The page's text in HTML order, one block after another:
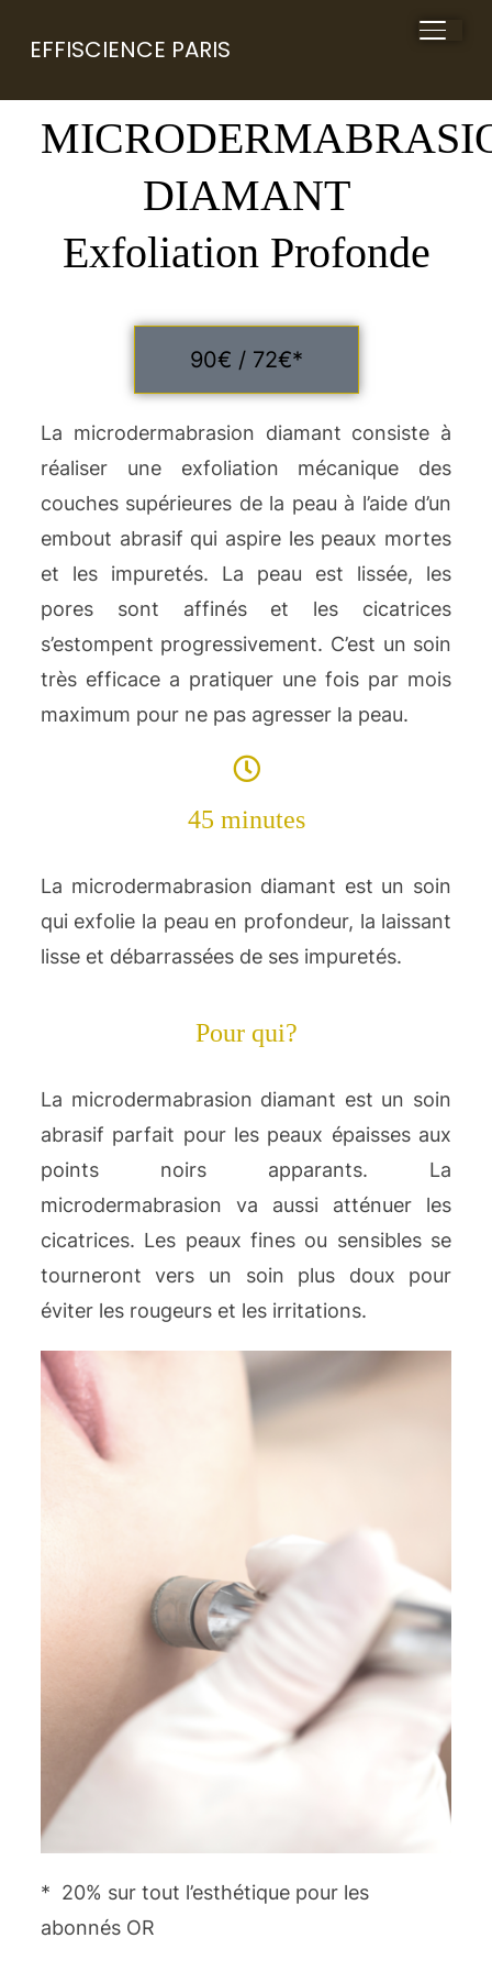
EFFISCIENCE PARIS
DIAMANT
Exfoliation Profonde
90€ / 72€*
La microdermabrasion diamant consiste à
réaliser une exfoliation mécanique des
couches supérieures de la peau à l’aide d’un
embout abrasif qui aspire les peaux mortes
et les impuretés. La peau est lissée, les
pores sont affinés et les cicatrices
s’estompent progressivement. C’est un soin
très efficace a pratiquer une fois par mois
maximum pour ne pas agresser la peau.
45 minutes
La microdermabrasion diamant est un soin
qui exfolie la peau en profondeur, la laissant
lisse et débarrassées de ses impuretés.
Pour qui?
La microdermabrasion diamant est un soin
abrasif parfait pour les peaux épaisses aux
points noirs apparants. La
microdermabrasion va aussi atténuer les
cicatrices. Les peaux fines ou sensibles se
tourneront vers un soin plus doux pour
éviter les rougeurs et les irritations.
* 20% sur tout l’esthétique pour les
abonnés OR